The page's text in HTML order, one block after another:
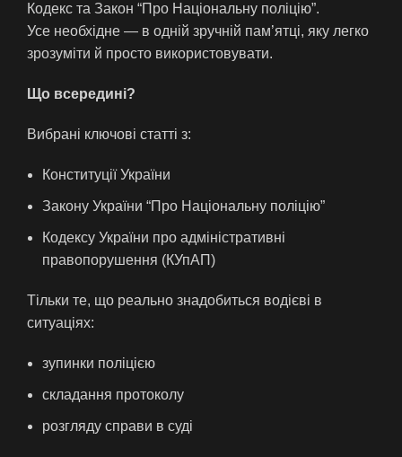
Кодекс та Закон “Про Національну поліцію”.
Усе необхідне — в одній зручній пам’ятці, яку легко
зрозуміти й просто використовувати.
Що всередині?
Вибрані ключові статті з:
Конституції України
Закону України “Про Національну поліцію”
Кодексу України про адміністративні
правопорушення (КУпАП)
Тільки те, що реально знадобиться водієві в
ситуаціях:
зупинки поліцією
складання протоколу
розгляду справи в суді